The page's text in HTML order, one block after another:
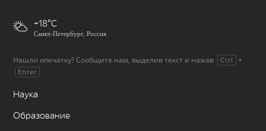
+18
Санкт-Петербург, Россия
Нашли опечатку? Сообщите нам, выделив текст и нажав Ctrl +
Enter .
Наука
Образование